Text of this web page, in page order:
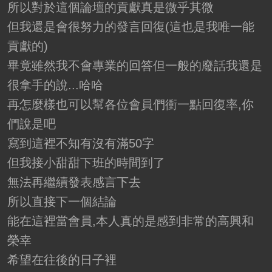
所以對於這個論壇的貢獻真是微乎其微
但我還是會很努力的發言回復(這也是我唯一能
貢獻的)
畢竟雖然我不會專業的回答但一般的廢話我還是
很拿手的說...哈哈
再怎麼樣也可以幫各位會員們衝一點回復率,你
們說是吧
寫到這裡不知有沒有滿50字
但我接小甜甜下班的時間到了
無法再繼續發表感言下去
所以直接下一個結論
能在這裡當會員,本人真的是感到非常的高興和
榮幸
希望在往後的日子裡